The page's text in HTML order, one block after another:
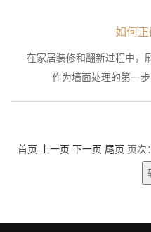
如何正
在家居装修和翻新过程中，
作为墙面处理的第一
首页 上一页 下一页 尾页 页次